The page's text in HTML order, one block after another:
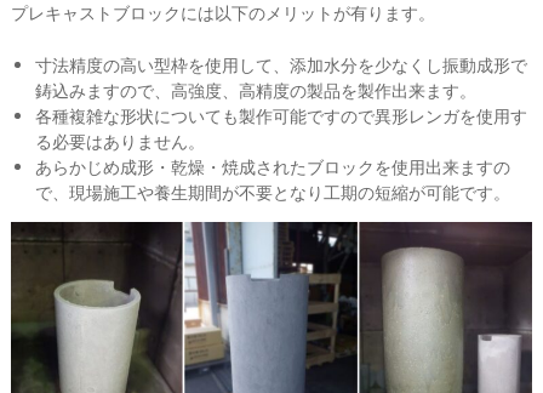
プレキャストブロックには以下のメリットが有ります。
寸法精度の高い型枠を使用して、添加水分を少なくし振動成形で
鋳込みますので、高強度、高精度の製品を製作出来ます。
各種複雑な形状についても製作可能ですので異形レンガを使用す
る必要はありません。
あらかじめ成形・乾燥・焼成されたブロックを使用出来ますの
で、現場施工や養生期間が不要となり工期の短縮が可能です。